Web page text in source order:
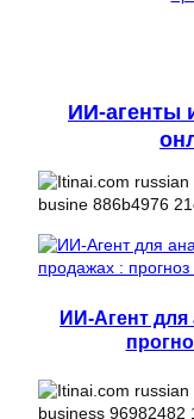
ИИ-агенты
ИИ-Агент для